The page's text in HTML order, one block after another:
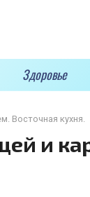
Здоровье
Восточная кухня.
и